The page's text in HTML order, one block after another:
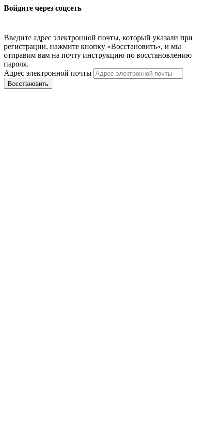
Войдите через соцсеть
Введите адрес электронной почты, который указали при
регистрации, нажмите кнопку «Восстановить», и мы
отправим вам на почту инструкцию по восстановлению
пароля.
Адрес электронной почты